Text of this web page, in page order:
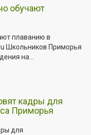
обучают
плаванию в
Школьников Приморья
на...
кадры для
Приморья
для